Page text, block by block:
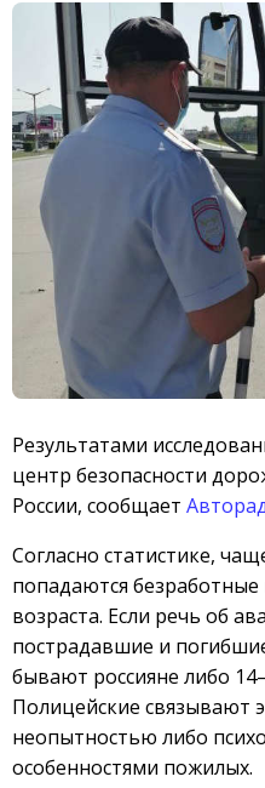
Результатами
центр безопасности
России, сообщает
Согласно статистике,
попадаются
возраста. Если речь об
пострадавшие и
бывают россияне либо
Полицейские связывают
неопытностью либо
особенностями пожилых.